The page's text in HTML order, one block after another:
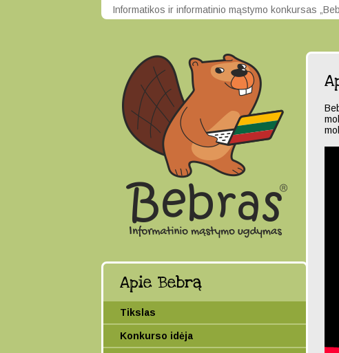
Informatikos ir informatinio mąstymo konkursas
Apie Bebrą
Tikslas
Konkurso idėja